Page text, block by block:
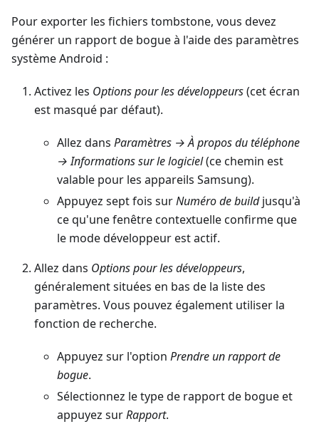
Pour exporter les fichiers tombstone, vous devez
générer un rapport de bogue à l'aide des paramètres
système Android :
Activez les Options pour les développeurs(cet écran
est masqué par défaut).
Allez dans Paramètres → À propos du téléphone
→ Informations sur le logiciel(ce chemin est
valable pour les appareils Samsung).
Appuyez sept fois surNuméro de buildjusqu'à
ce qu'une fenêtre contextuelle confirme que
le mode développeur est actif.
Allez dans Options pour les développeurs,
généralement situées en bas de la liste des
paramètres. Vous pouvez également utiliser la
fonction de recherche.
Appuyez sur l'option Prendre un rapport de
bogue.
Sélectionnez le type de rapport de bogue et
appuyez surRapport.